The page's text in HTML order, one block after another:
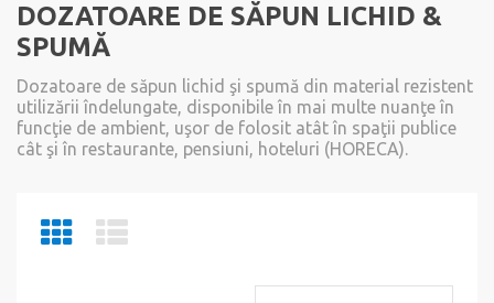
DOZATOARE DE SĂPUN LICHID &
SPUMĂ
Dozatoare de săpun lichid şi spumă din material rezistent
utilizării îndelungate, disponibile în mai multe nuanţe în
funcţie de ambient, uşor de folosit atât în spaţii publice
cât şi în restaurante, pensiuni, hoteluri (HORECA).